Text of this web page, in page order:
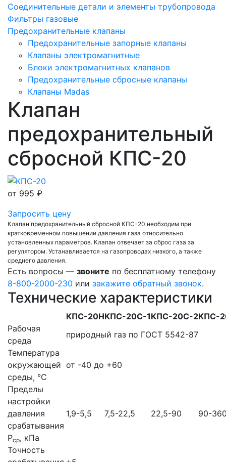
Соединительные детали и элементы трубопровода
Фильтры газовые
Предохранительные клапаны
Предохранительные запорные клапаны
Клапаны электромагнитные
Блоки электромагнитных клапанов
Предохранительные сбросные клапаны
Клапаны Madas
Клапан
предохранительный
сбросной КПС-20
от 995 ₽
Запросить цену
Клапан предохранительный сбросной КПС-20 необходим при
кратковременном повышении давления газа относительно
установленных параметров. Клапан отвечает за сброс газа за
регулятором. Устанавливается на газопроводах низкого, а также
среднего давления.
Есть вопросы — звоните по бесплатному телефону
8-800-2000-230 или закажите обратный звонок.
Технические характеристики
КПС-20НКПС-20С-1КПС-20С-2КПС-
Рабочая
среда
природный газ по ГОСТ 5542-87
Температура
окружающей
среды, °С
от -40 до +60
Пределы
настройки
давления
срабатывания
Рср, кПа
1,9-5,5 7,5-22,5 22,5-90 90-
Точность